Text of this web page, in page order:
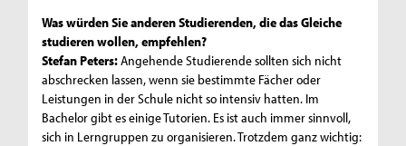
Was würden Sie anderen Studierenden, die das Gleiche
studieren wollen, empfehlen?
Stefan Peters:Angehende Studierende sollten sich nicht
abschrecken lassen, wenn sie bestimmte Fächer oder
Leistungen in der Schule nicht so intensiv hatten. Im
Bachelor gibt es einige Tutorien. Es ist auch immer sinnvoll,
sich in Lerngruppen zu organisieren. Trotzdem ganz wichtig: